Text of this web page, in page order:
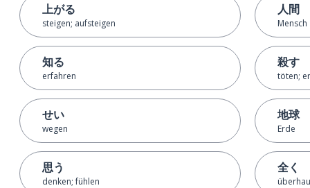
上がる
steigen; aufsteigen
知る
erfahren
せい
wegen
思う
denken; fühlen
人間
Mensch
殺す
töten;
地球
Erde
全く